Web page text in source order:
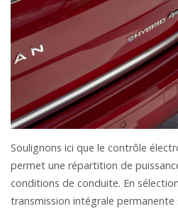
Soulignons ici que le contrôle
permet une répartition de
conditions de conduite. En
transmission intégrale permanente